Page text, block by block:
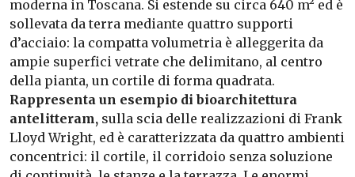
moderna in Toscana. Si estende su circa 640 m² ed è
sollevata da terra mediante quattro supporti
d’acciaio: la compatta volumetria è alleggerita da
ampie superfici vetrate che delimitano, al centro
della pianta, un cortile di forma quadrata.
Rappresenta un esempio di bioarchitettura
antelitteram, sulla scia delle realizzazioni di Frank
Lloyd Wright, ed è caratterizzata da quattro ambienti
concentrici: il cortile, il corridoio senza soluzione